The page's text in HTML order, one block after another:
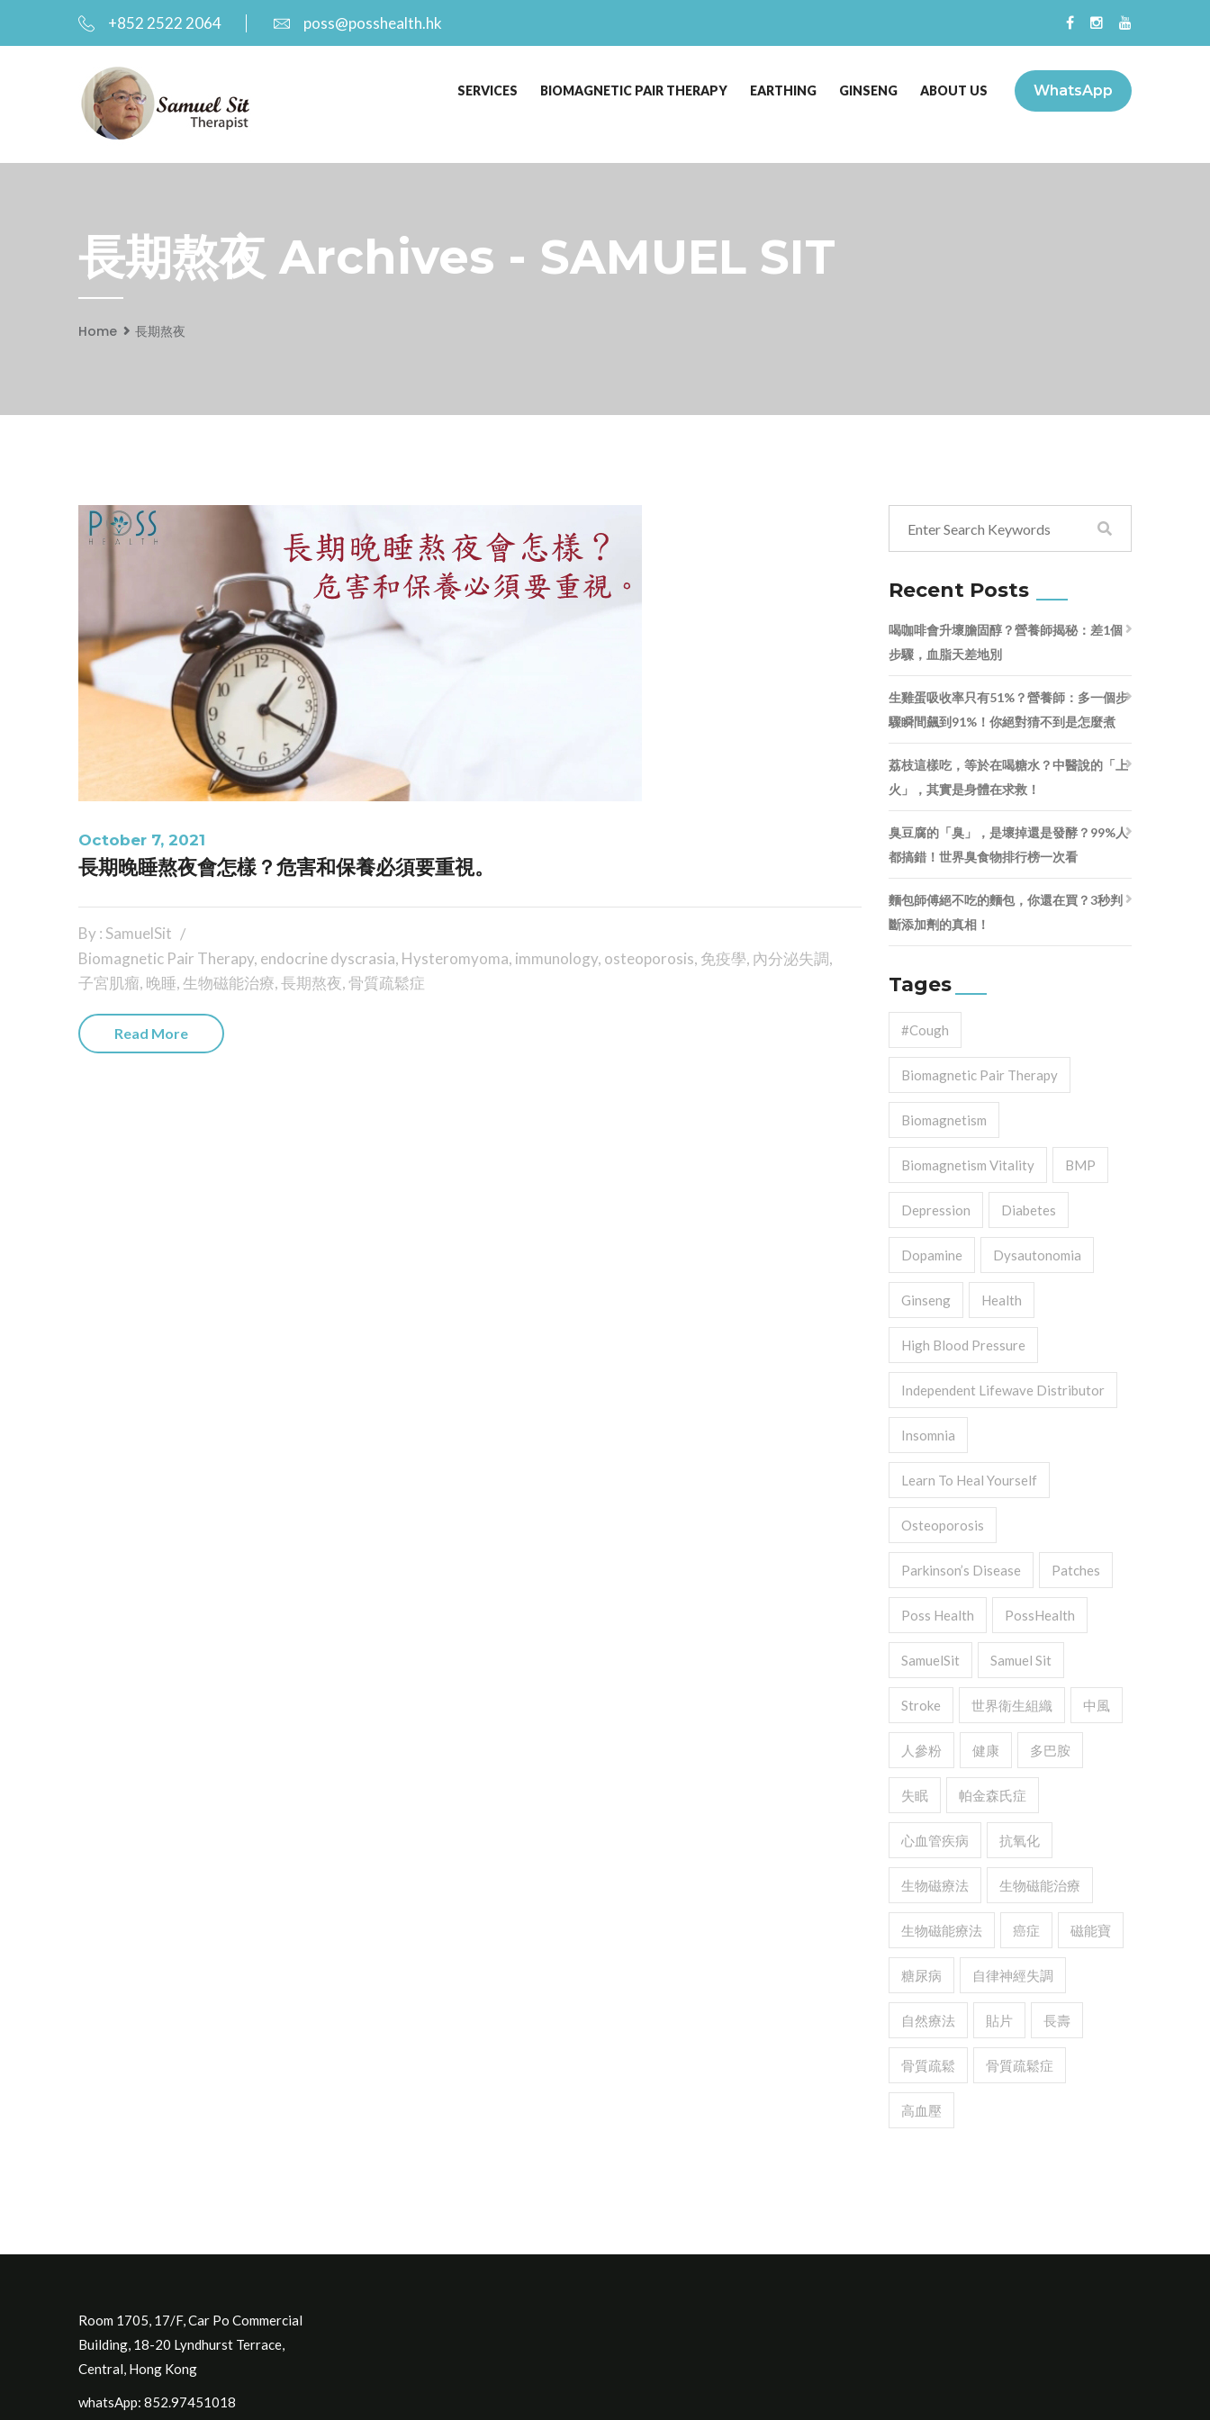
+852 2522 2064 poss@posshealth.hk
WhatsApp
SERVICES BIOMAGNETIC PAIR THERAPY EARTHING GINSENG ABOUT US
長期熬夜 Archives - SAMUEL SIT
Home 長期熬夜
October 7, 2021
長期晚睡熬夜會怎樣？危害和保養必須要重視。
By : SamuelSit
Biomagnetic Pair Therapy, endocrine dyscrasia, Hysteromyoma, immunology, osteoporosis, 免疫學, 內分泌失調,
子宮肌瘤, 晚睡, 生物磁能治療,長期熬夜,骨質疏鬆症
Read More
Recent Posts
喝咖啡會升壞膽固醇？營養師揭秘：差1個
步驟，血脂天差地別
生雞蛋吸收率只有51%？營養師：多一個步
驟瞬間飆到91%！你絕對猜不到是怎麼煮
荔枝這樣吃，等於在喝糖水？中醫說的「上
火」，其實是身體在求救！
臭豆腐的「臭」，是壞掉還是發酵？99%人
都搞錯！世界臭食物排行榜一次看
麵包師傅絕不吃的麵包，你還在買？3秒判
斷添加劑的真相！
Tages
#cough
Biomagnetic Pair Therapy
Biomagnetism
Biomagnetism Vitality BMP
Depression Diabetes
Dopamine Dysautonomia
Ginseng Health
High Blood Pressure
Independent Lifewave Distributor
Insomnia
Learn To Heal Yourself
Osteoporosis
Parkinson’s Disease Patches
Poss Health PossHealth
SamuelSit Samuel Sit
Stroke 世界衛生組織 中風
人參粉 健康 多巴胺
失眠 帕金森氏症
心血管疾病 抗氧化
生物磁療法 生物磁能治療
生物磁能療法 癌症 磁能寶
糖尿病 自律神經失調
自然療法 貼片 長壽
骨質疏鬆 骨質疏鬆症
高血壓
Room 1705, 17/F, Car Po Commercial
Building, 18-20 Lyndhurst Terrace,
Central, Hong Kong
whatsApp: 852.97451018